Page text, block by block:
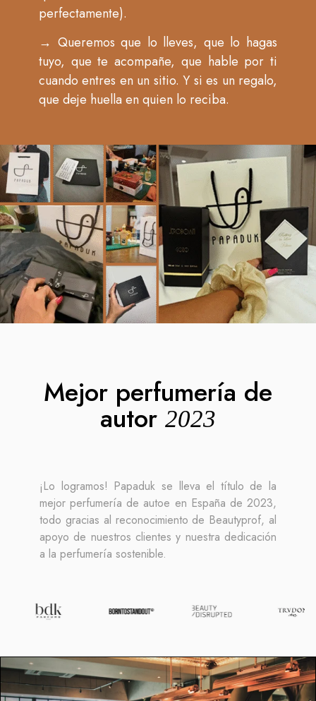
perfectamente).
→ Queremos que lo lleves, que lo hagas
tuyo, que te acompañe, que hable por ti
cuando entres en un sitio. Y si es un regalo,
que deje huella en quien lo reciba.
Mejor perfumería de
autor 2023
¡Lo logramos! Papaduk se lleva el título de la
mejor perfumería de autoe en España de 2023,
todo gracias al reconocimiento de Beautyprof, al
apoyo de nuestros clientes y nuestra dedicación
a la perfumería sostenible.